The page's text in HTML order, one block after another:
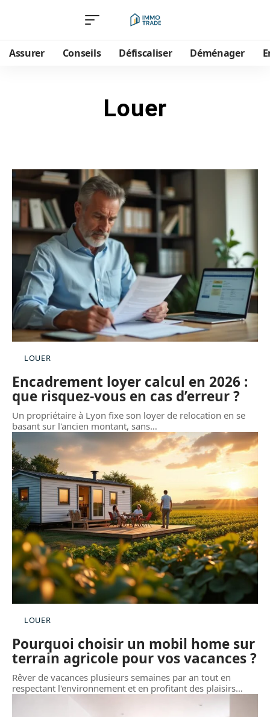
Assurer Conseils Défiscaliser Déménager
Louer
LOUER
Encadrement loyer calcul en 2026 :
que risquez-vous en cas d’erreur ?
Un propriétaire à Lyon fixe son loyer de relocation en se
basant sur l'ancien montant, sans…
LOUER
Pourquoi choisir un mobil home sur
terrain agricole pour vos vacances ?
Rêver de vacances plusieurs semaines par an tout en
respectant l'environnement et en profitant des plaisirs…